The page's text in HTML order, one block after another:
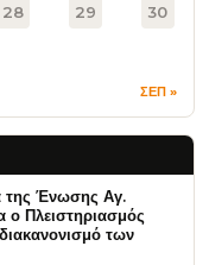
28 29 30
ΣΕΠ »
της Ένωσης Αγ.
ο Πλειστηριασμός
των